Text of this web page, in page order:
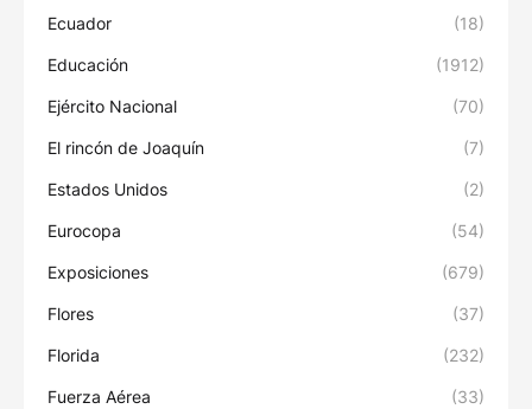
Ecuador (18)
Educación (1912)
Ejército Nacional (70)
El rincón de Joaquín (7)
Estados Unidos (2)
Eurocopa (54)
Exposiciones (679)
Flores (37)
Florida (232)
Fuerza Aérea (33)